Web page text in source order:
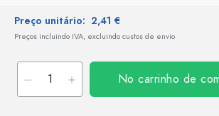
Preço unitário: 2,41 €
Preços incluindo IVA, excluindo custos de envio
No carrinho de